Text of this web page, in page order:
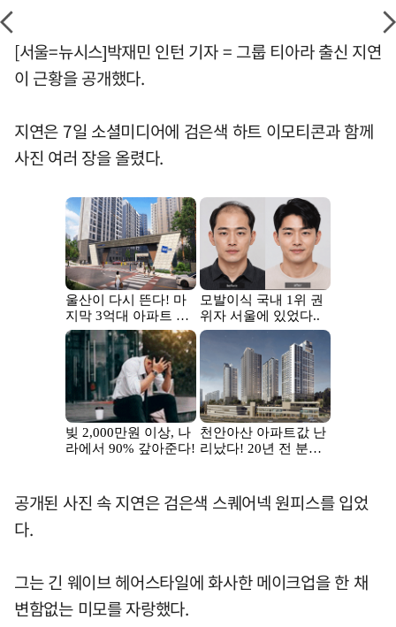
[서울=뉴시스]박재민 인턴 기자 = 그룹 티아라 출신 지연
이 근황을 공개했다.
지연은 7일 소셜미디어에 검은색 하트 이모티콘과 함께
사진 여러 장을 올렸다.
공개된 사진 속 지연은 검은색 스퀘어넥 원피스를 입었
다.
그는 긴 웨이브 헤어스타일에 화사한 메이크업을 한 채
변함없는 미모를 자랑했다.